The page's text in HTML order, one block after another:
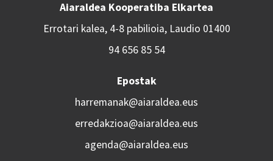
Aiaraldea Kooperatiba Elkartea
Errotari kalea, 4-8 pabilioia, Laudio 01400
94 656 85 54
Epostak
harremanak@aiaraldea.eus
erredakzioa@aiaraldea.eus
agenda@aiaraldea.eus